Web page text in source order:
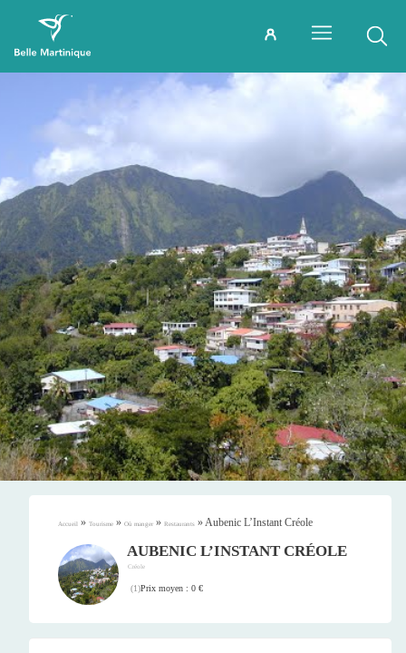
Accueil » Tourisme » Où manger » Restaurants »Aubenic L’Instant Créole
AUBENIC L’INSTANT CRÉOLE
Créole
(1)Prix moyen : 0 €